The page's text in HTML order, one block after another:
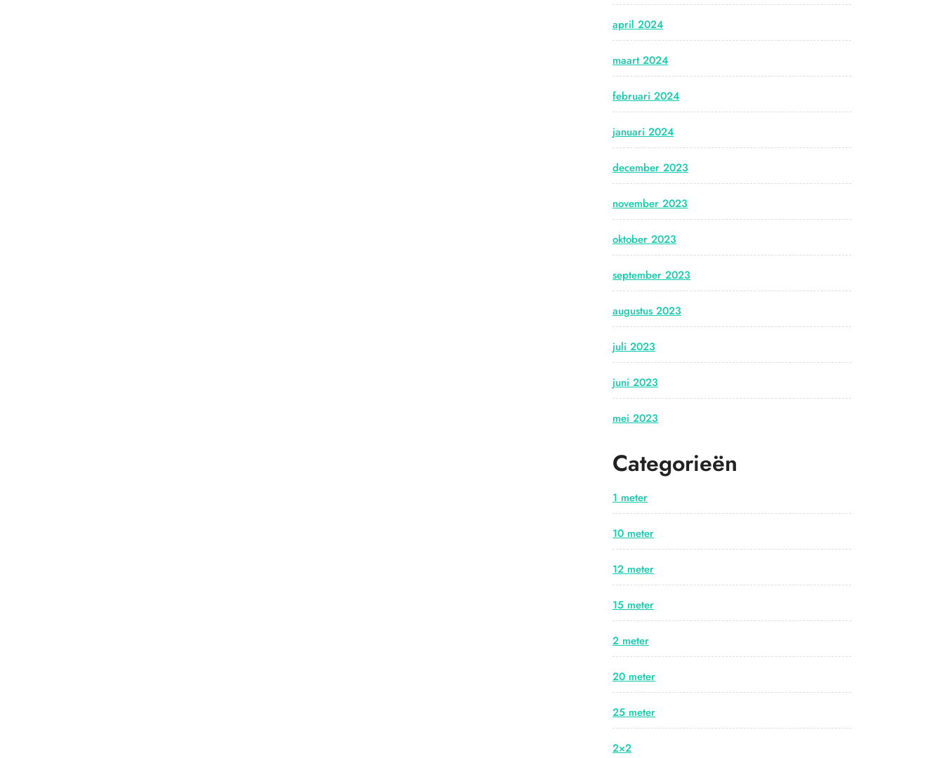
april 2024
maart 2024
februari 2024
januari 2024
december 2023
november 2023
oktober 2023
september 2023
augustus 2023
juli 2023
juni 2023
mei 2023
Categorieën
1 meter
10 meter
12 meter
15 meter
2 meter
20 meter
25 meter
2×2